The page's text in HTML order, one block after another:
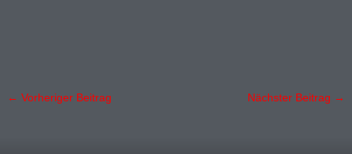
← Vorheriger Beitrag Nächster Beitrag →